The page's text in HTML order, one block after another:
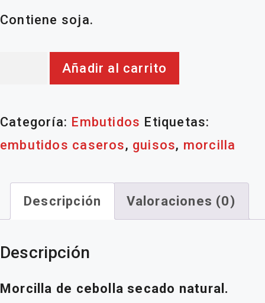
Contiene soja.
cantidad
Añadir al carrito
Categoría: Embutidos Etiquetas:
embutidos caseros, guisos, morcilla
Descripción Valoraciones (0)
Descripción
Morcilla de cebolla secado natural.